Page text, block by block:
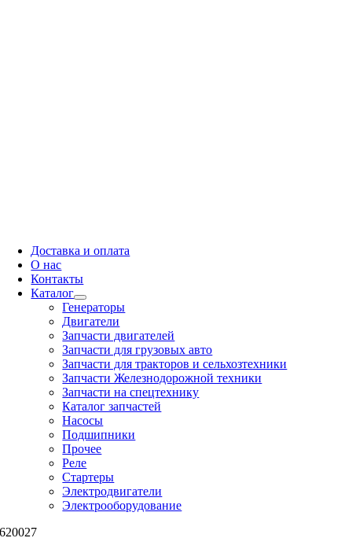
Доставка и оплата
О нас
Контакты
Каталог
Генераторы
Двигатели
Запчасти двигателей
Запчасти для грузовых авто
Запчасти для тракторов и сельхозтехники
Запчасти Железнодорожной техники
Запчасти на спецтехнику
Каталог запчастей
Насосы
Подшипники
Прочее
Реле
Стартеры
Электродвигатели
Электрооборудование
620027